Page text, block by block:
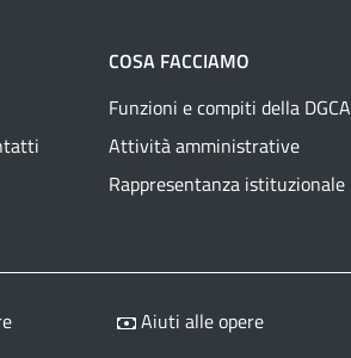
COSA FACCIAMO
Funzioni e compiti della DGCA
Attività amministrative
Rappresentanza istituzionale
Aiuti alle opere